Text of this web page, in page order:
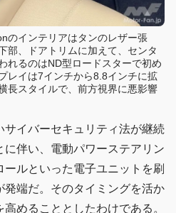
のインテリアはタンのレザー張
部、ドアトリムに加えて、センタ
れるのはND型ロードスターで初め
レイは7インチから8.8インチに拡
長スタイルで、前方視界に悪影響
イバーセキュリティ法が継続
伴い、電動パワーステアリン
ルといった電子ユニットを刷
発端だ。そのタイミングを活か
めることとしたわけである。